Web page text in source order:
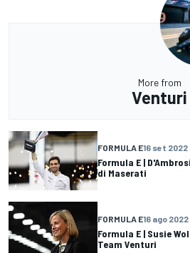
More from
Venturi
FORMULA E16 set 2022
Formula E |
di Maserati
FORMULA E16 ago 2022
Formula E | Susie
Team Venturi